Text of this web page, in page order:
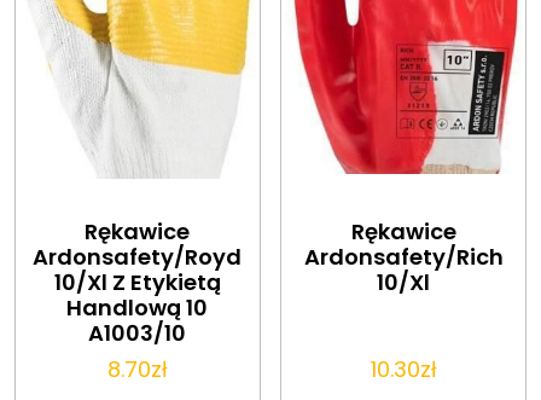
Rękawice
Ardonsafety/Royd
10/Xl Z Etykietą
Handlową 10
A1003/10
8.70zł
Rękawice
Ardonsafety/Rich
10/Xl
10.30zł